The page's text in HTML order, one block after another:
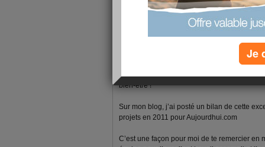
fabrice-boutain
publié le 18/01/2011 à 07:54
Je te souhaite une excellente année 2011,
bien-être !
Sur mon blog, j’ai posté un bilan de cette
projets en 2011 pour Aujourdhui.com
C’est une façon pour moi de te remercier en
Je